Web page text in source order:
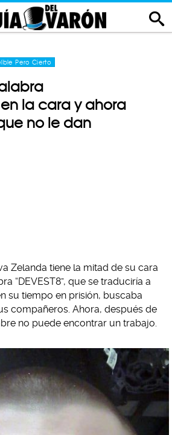
Pero Cierto
en la cara y ahora
no le dan
Zelanda tiene la mitad de su cara
“DEVEST8”, que se traduciría a
su tiempo en prisión, buscaba
compañeros. Ahora, después de
no puede encontrar un trabajo.